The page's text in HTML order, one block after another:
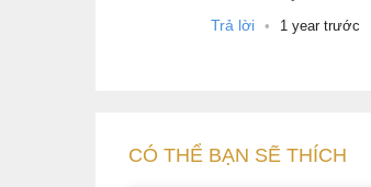
Trả lời • 1 year trước
CÓ THỂ BẠN SẼ THÍCH